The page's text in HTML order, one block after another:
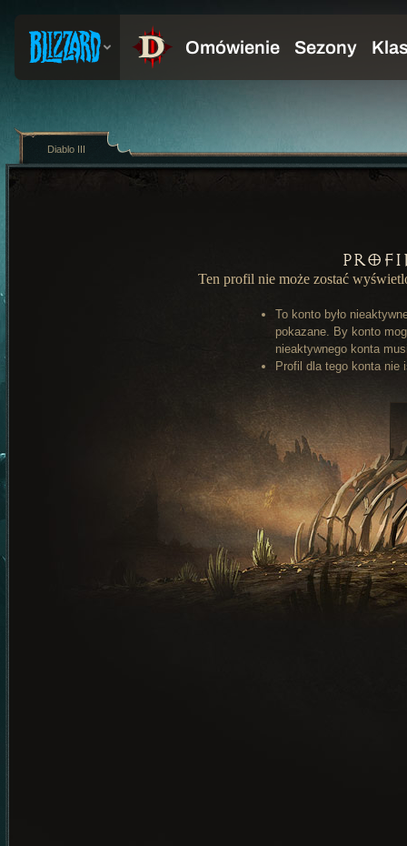
Ten profil nie może zostać
To konto było
pokazane. By konto
nieaktywnego konta
Profil dla tego konta nie
Diablo III